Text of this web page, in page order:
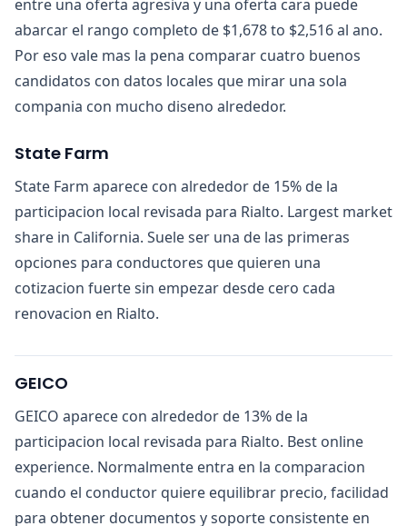
entre una oferta agresiva y una oferta cara puede
abarcar el rango completo de $1,678 to $2,516 al ano.
Por eso vale mas la pena comparar cuatro buenos
candidatos con datos locales que mirar una sola
compania con mucho diseno alrededor.
State Farm
State Farm aparece con alrededor de 15% de la
participacion local revisada para Rialto. Largest market
share in California. Suele ser una de las primeras
opciones para conductores que quieren una
cotizacion fuerte sin empezar desde cero cada
renovacion en Rialto.
GEICO
GEICO aparece con alrededor de 13% de la
participacion local revisada para Rialto. Best online
experience. Normalmente entra en la comparacion
cuando el conductor quiere equilibrar precio, facilidad
para obtener documentos y soporte consistente en